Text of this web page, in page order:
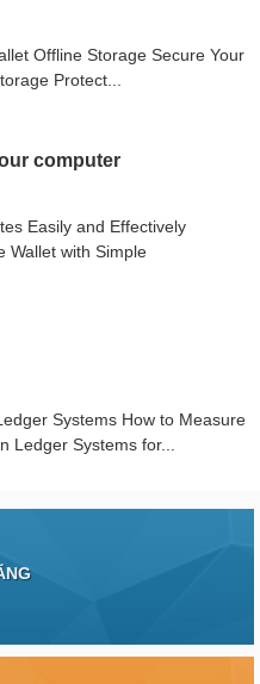
Offline Storage Secure Your
Protect...
computer
Easily and Effectively
Wallet with Simple
Systems How to Measure
Ledger Systems for...